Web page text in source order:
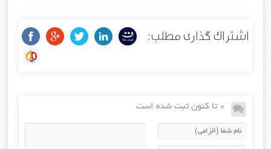
اشتراک گذاری مطلب:
0 تا کنون ثبت شده است